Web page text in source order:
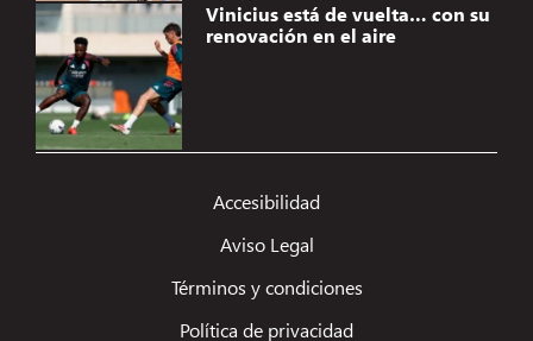
Vinicius está de vuelta… con su
renovación en el aire
Accesibilidad
Aviso Legal
Términos y condiciones
Política de privacidad